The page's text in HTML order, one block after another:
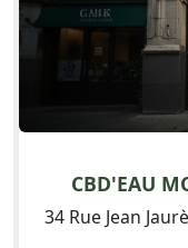
CBD'EAU
34 Rue Jean